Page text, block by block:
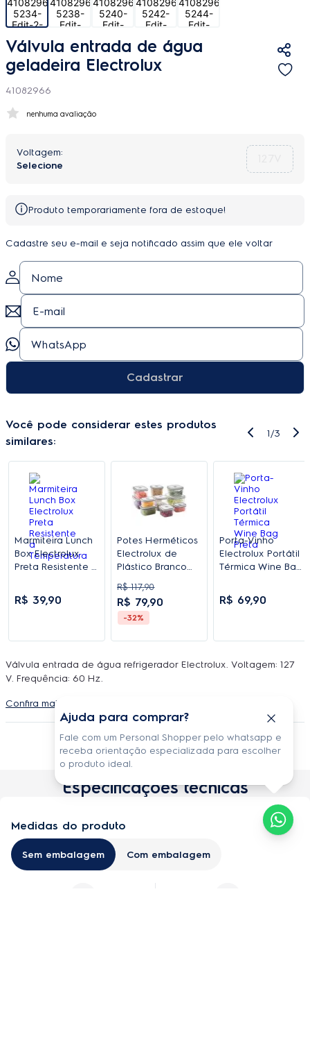
Ajuda para comprar?
Fale com um Personal Shopper pelo whatsapp e
receba orientação especializada para escolher
o produto ideal.
Válvula entrada de água
geladeira Electrolux
41082966
nenhuma avaliação
Produto temporariamente fora de estoque!
Cadastre seu e-mail e seja notificado assim que ele voltar
Cadastrar
Você pode considerar estes produtos
similares:
1/3
Marmiteira Lunch
Box Electrolux
Preta Resistente a
R$ 39,90
Potes Herméticos
Electrolux de
Plástico Branco
Retangular com
10 Unidades
R$ 117,90
R$ 79,90
-32%
Porta-Vinho
Electrolux Portátil
Térmica Wine Bag
R$ 69,90
Válvula entrada de água refrigerador Electrolux. Voltagem: 127
V. Frequência: 60 Hz.
Confira mais detalhes do produto
Especificações técnicas
Medidas do produto
Sem embalagem Com embalagem